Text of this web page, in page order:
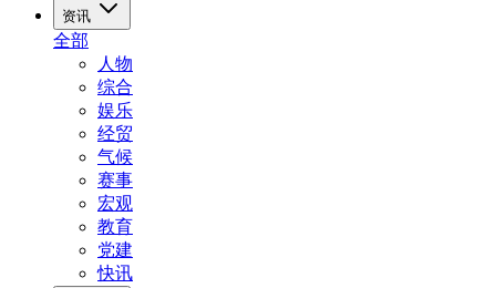
资讯
全部
人物
综合
娱乐
经贸
气候
赛事
宏观
教育
党建
快讯